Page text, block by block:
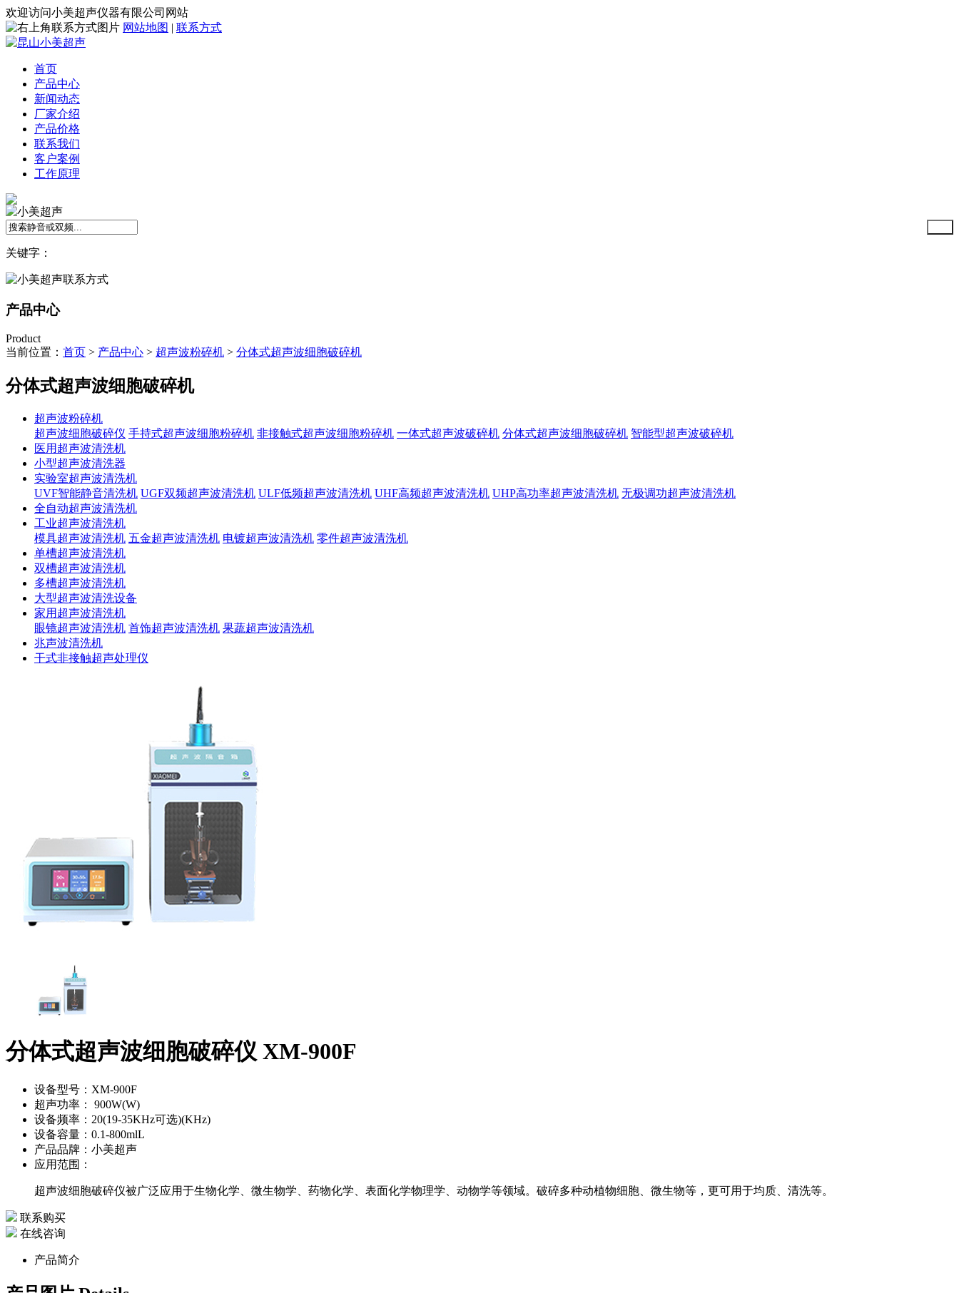
欢迎访问小美超声仪器有限公司网站
网站地图 | 联系方式
首页
产品中心
新闻动态
厂家介绍
产品价格
联系我们
客户案例
工作原理
关键字：
产品中心
Product
当前位置： 首页 > 产品中心 > 超声波粉碎机 > 分体式超声波细胞破碎机
分体式超声波细胞破碎机
超声波粉碎机
超声波细胞破碎仪 手持式超声波细胞粉碎机 非接触式超声波细胞粉碎机 一体式超声波破碎机 分体式超声波细胞破碎机 智能型超声波破碎机
医用超声波清洗机
小型超声波清洗器
实验室超声波清洗机
UVF智能静音清洗机 UGF双频超声波清洗机 ULF低频超声波清洗机 UHF高频超声波清洗机 UHP高功率超声波清洗机 无极调功超声波清洗机
全自动超声波清洗机
工业超声波清洗机
模具超声波清洗机 五金超声波清洗机 电镀超声波清洗机 零件超声波清洗机
单槽超声波清洗机
双槽超声波清洗机
多槽超声波清洗机
大型超声波清洗设备
家用超声波清洗机
眼镜超声波清洗机 首饰超声波清洗机 果蔬超声波清洗机
兆声波清洗机
干式非接触超声处理仪
分体式超声波细胞破碎仪 XM-900F
设备型号：XM-900F
超声功率： 900W(W)
设备频率：20(19-35KHz可选)(KHz)
设备容量：0.1-800mlL
产品品牌：小美超声
应用范围：
超声波细胞破碎仪被广泛应用于生物化学、微生物学、药物化学、表面化学物理学、动物学等领域。破碎多种动植物细胞、微生物等，更可用于均质、清洗等。
联系购买
在线咨询
产品简介